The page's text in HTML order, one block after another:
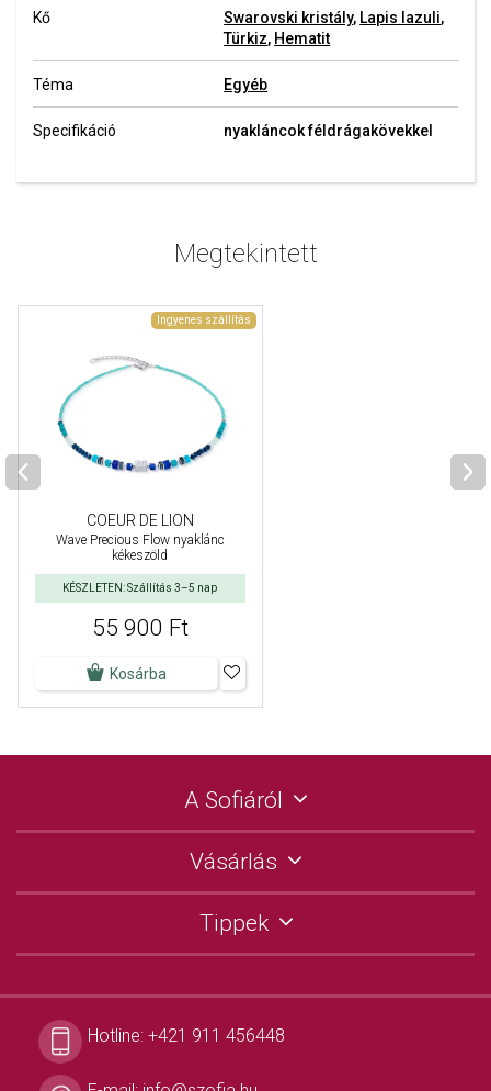
Kő Swarovski kristály, Lapis lazuli,
Türkiz, Hematit
Téma Egyéb
Specifikáció nyakláncok féldrágakövekkel
Megtekintett
Ingyenes szállítás
COEUR DE LION
Wave Precious Flow nyaklánc
kékeszöld
KÉSZLETEN: Szállítás 3–5 nap
55 900 Ft
Kosárba
A Sofiáról
Vásárlás
Tippek
Hotline: +421 911 456448